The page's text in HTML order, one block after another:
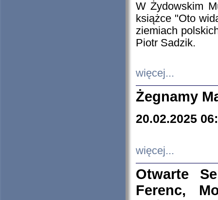
W Żydowskim
książce "Oto
ziemiach
Piotr Sadzik.
więcej...
Żegnamy
20.02.2025
więcej...
Otwarte
Ferenc,